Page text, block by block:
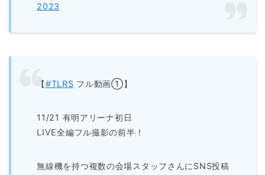
2023
【#TLRS フル動画①】
11/21 有明アリーナ初日
LIVE全編フル撮影の前半！
無線機を持つ複数の会場スタッフさんにSNS投稿